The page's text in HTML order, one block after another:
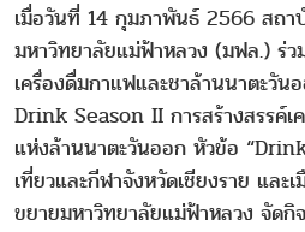
เมื่อวันที่ 14 กุมภาพันธ์ 2566 สถา
มหาวิทยาลัยแม่ฟ้าหลวง (มฟล.) ร่ว
เครื่องดื่มกาแฟและชาล้านนาตะวั
Drink Season II การสร้างสรรค์เ
แห่งล้านนาตะวันออก หัวข้อ
เที่ยวและกีฬาจังหวัดเชียงราย และ
ขยายมหาวิทยาลัยแม่ฟ้าหลวง จัด